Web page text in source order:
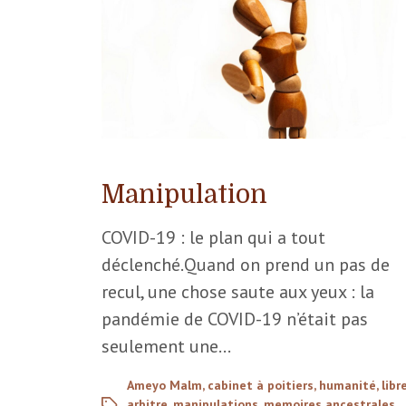
Manipulation
COVID-19 : le plan qui a tout
déclenché.Quand on prend un pas de
recul, une chose saute aux yeux : la
pandémie de COVID-19 n’était pas
seulement une…
Ameyo Malm, cabinet à poitiers, humanité,